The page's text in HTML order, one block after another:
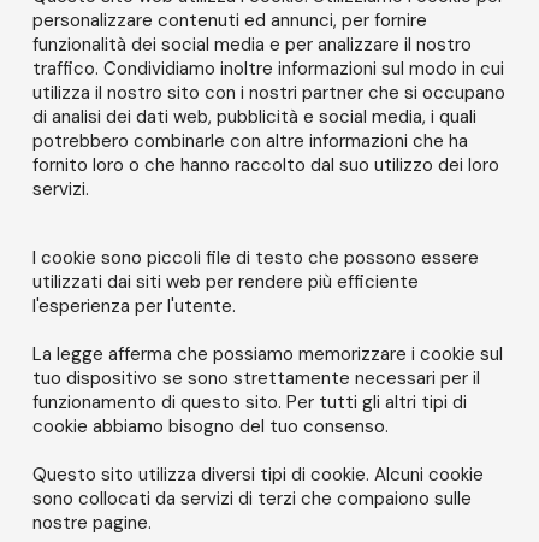
personalizzare contenuti ed annunci, per fornire
funzionalità dei social media e per analizzare il nostro
traffico. Condividiamo inoltre informazioni sul modo in cui
utilizza il nostro sito con i nostri partner che si occupano
di analisi dei dati web, pubblicità e social media, i quali
potrebbero combinarle con altre informazioni che ha
fornito loro o che hanno raccolto dal suo utilizzo dei loro
servizi.
I cookie sono piccoli file di testo che possono essere
utilizzati dai siti web per rendere più efficiente
l'esperienza per l'utente.
La legge afferma che possiamo memorizzare i cookie sul
tuo dispositivo se sono strettamente necessari per il
funzionamento di questo sito. Per tutti gli altri tipi di
cookie abbiamo bisogno del tuo consenso.
Questo sito utilizza diversi tipi di cookie. Alcuni cookie
sono collocati da servizi di terzi che compaiono sulle
nostre pagine.